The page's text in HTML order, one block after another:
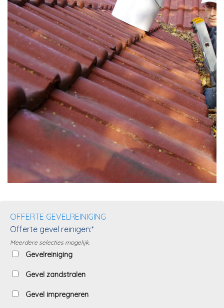
OFFERTE GEVELREINIGING
Offerte gevel reinigen:*
Meerdere selecties mogelijk.
Gevelreiniging
Gevel zandstralen
Gevel impregneren